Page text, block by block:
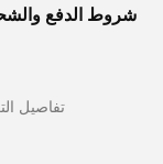
شروط الدفع
تفاصيل